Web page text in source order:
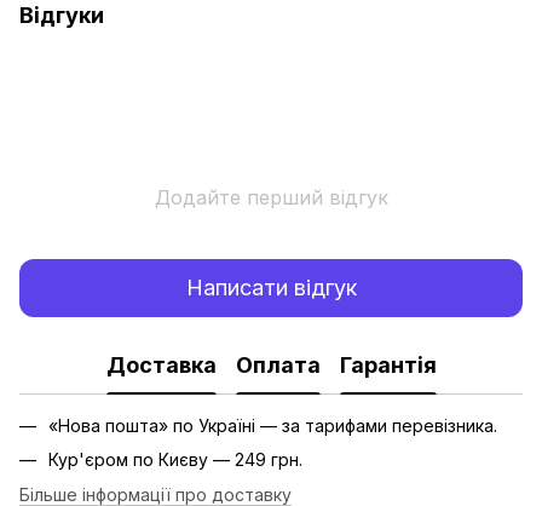
Відгуки
Додайте перший відгук
Написати відгук
Доставка Оплата Гарантія
«Нова пошта» по Україні — за тарифами перевізника.
Кур'єром по Києву — 249 грн.
Більше інформації про доставку